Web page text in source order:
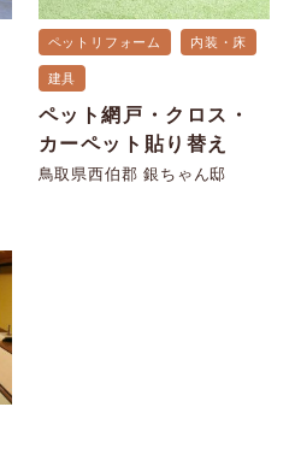
ペットリフォーム 内装・床
建具
ペット網戸・クロス・
カーペット貼り替え
鳥取県西伯郡 銀ちゃん邸